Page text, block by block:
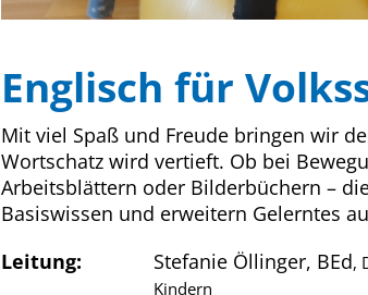
Englisch für
Mit viel Spaß und Freude bringen wir
Wortschatz wird vertieft. Ob bei
Arbeitsblättern oder Bilderbüchern –
Basiswissen und erweitern Gelerntes
Leitung:
Stefanie Öllinger, BEd,
Kindern